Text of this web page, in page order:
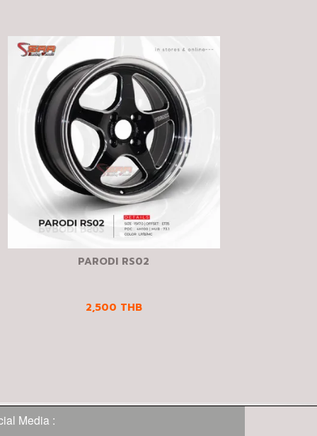
PARODI RS02
2,500 THB
Media :